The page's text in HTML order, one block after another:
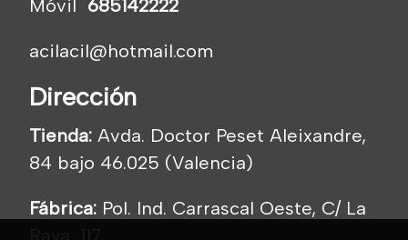
Móvil 685142222
acilacil@hotmail.com
Dirección
Tienda: Avda. Doctor Peset Aleixandre,
84 bajo 46.025 (Valencia)
Fábrica: Pol. Ind. Carrascal Oeste, C/ La